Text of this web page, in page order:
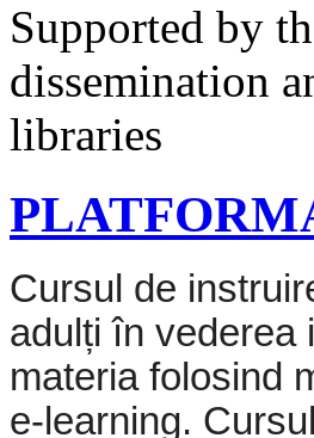
Supported by
dissemination
libraries
Cursul de
adulți în vederea
materia folosind
e-learning. Cursul